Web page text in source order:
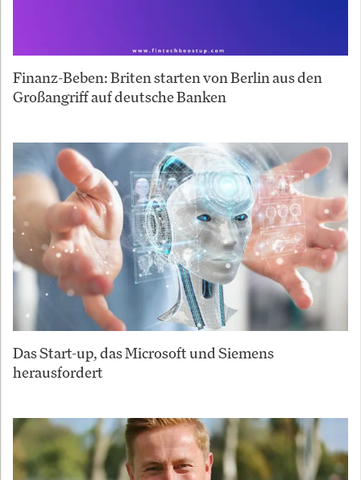
Finanz-Beben: Briten starten von Berlin aus den
Großangriff auf deutsche Banken
Das Start-up, das Microsoft und Siemens
herausfordert